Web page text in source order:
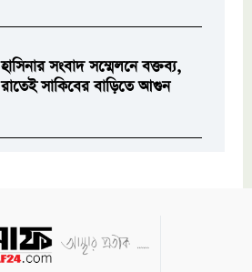
হাসিনার সংবাদ সম্মেলনে বক্তব্য,
রাতেই সাকিবের বাড়িতে আগুন